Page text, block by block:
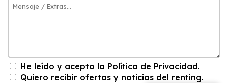
He leído y acepto la Política de Privacidad.
Quiero recibir ofertas y noticias del renting.